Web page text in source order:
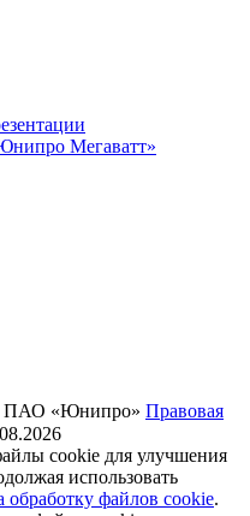
Мегаватт»
ПАО «Юнипро» Правовая
cookie для улучшения
использовать
обработку файлов cookie.